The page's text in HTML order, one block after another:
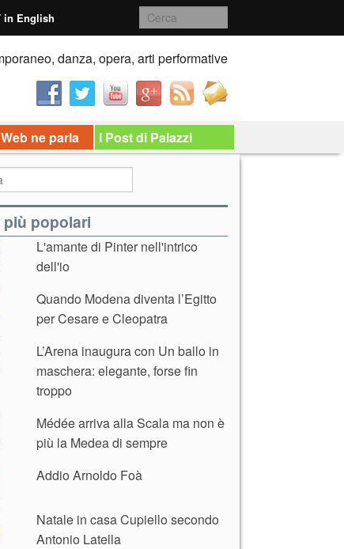
in English
danza, opera, arti performative
ne parla I Post di Palazzi
più popolari
L'amante di Pinter nell'intrico
dell'io
Quando Modena diventa l’Egitto
per Cesare e Cleopatra
L’Arena inaugura con Un ballo in
maschera: elegante, forse fin
troppo
Médée arriva alla Scala ma non è
più la Medea di sempre
Addio Arnoldo Foà
Natale in casa Cupiello secondo
Antonio Latella